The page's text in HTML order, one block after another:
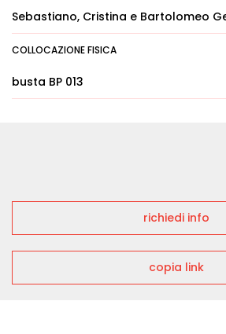
Sebastiano, Cristina e Bartolomeo
COLLOCAZIONE FISICA
busta BP 013
richiedi info
copia link